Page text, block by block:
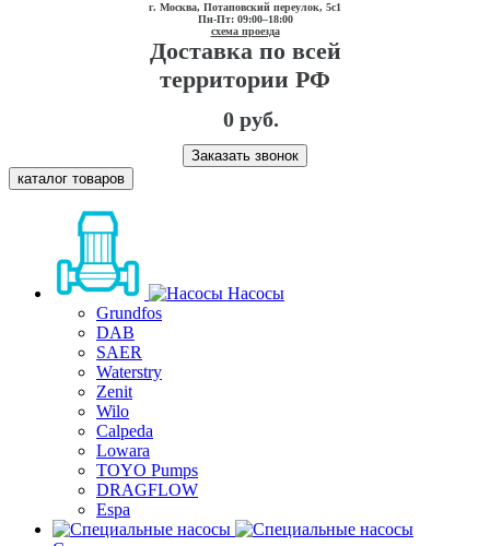
г. Москва, Потаповский переулок, 5с1
Пн-Пт: 09:00–18:00
схема проезда
Доставка по всей
территории РФ
0 руб.
Заказать звонок
каталог товаров
Насосы
Grundfos
DAB
SAER
Waterstry
Zenit
Wilo
Calpeda
Lowara
TOYO Pumps
DRAGFLOW
Espa